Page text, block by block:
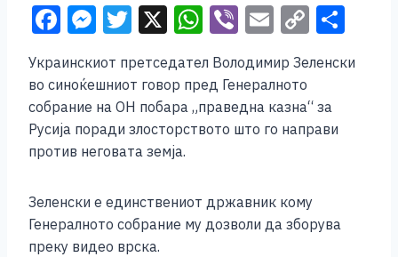
F
c
e
b
o
o
k
M
ss
e
n
g
er
T
tt
er
X W
h
at
s
A
p
Vi
er
E
m
ai
l
C
p
y
Li
k
ar
Украинскиот претседател Володимир Зеленски
во синоќешниот говор пред Генералното
собрание на ОН побара „праведна казна“ за
Русија поради злосторството што го направи
против неговата земја.
Зеленски е единствениот државник кому
Генералното собрание му дозволи да зборува
преку видео врска.